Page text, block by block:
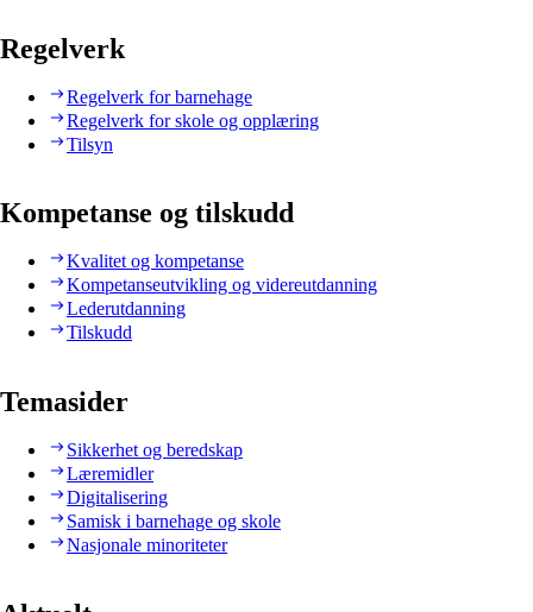
Regelverk
Regelverk for barnehage
Regelverk for skole og opplæring
Tilsyn
Kompetanse og tilskudd
Kvalitet og kompetanse
Kompetanseutvikling og videreutdanning
Lederutdanning
Tilskudd
Temasider
Sikkerhet og beredskap
Læremidler
Digitalisering
Samisk i barnehage og skole
Nasjonale minoriteter